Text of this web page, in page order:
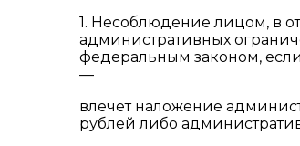
1. Несоблюдение лицом, в
административных
федеральным законом,
—
влечет наложение
рублей либо